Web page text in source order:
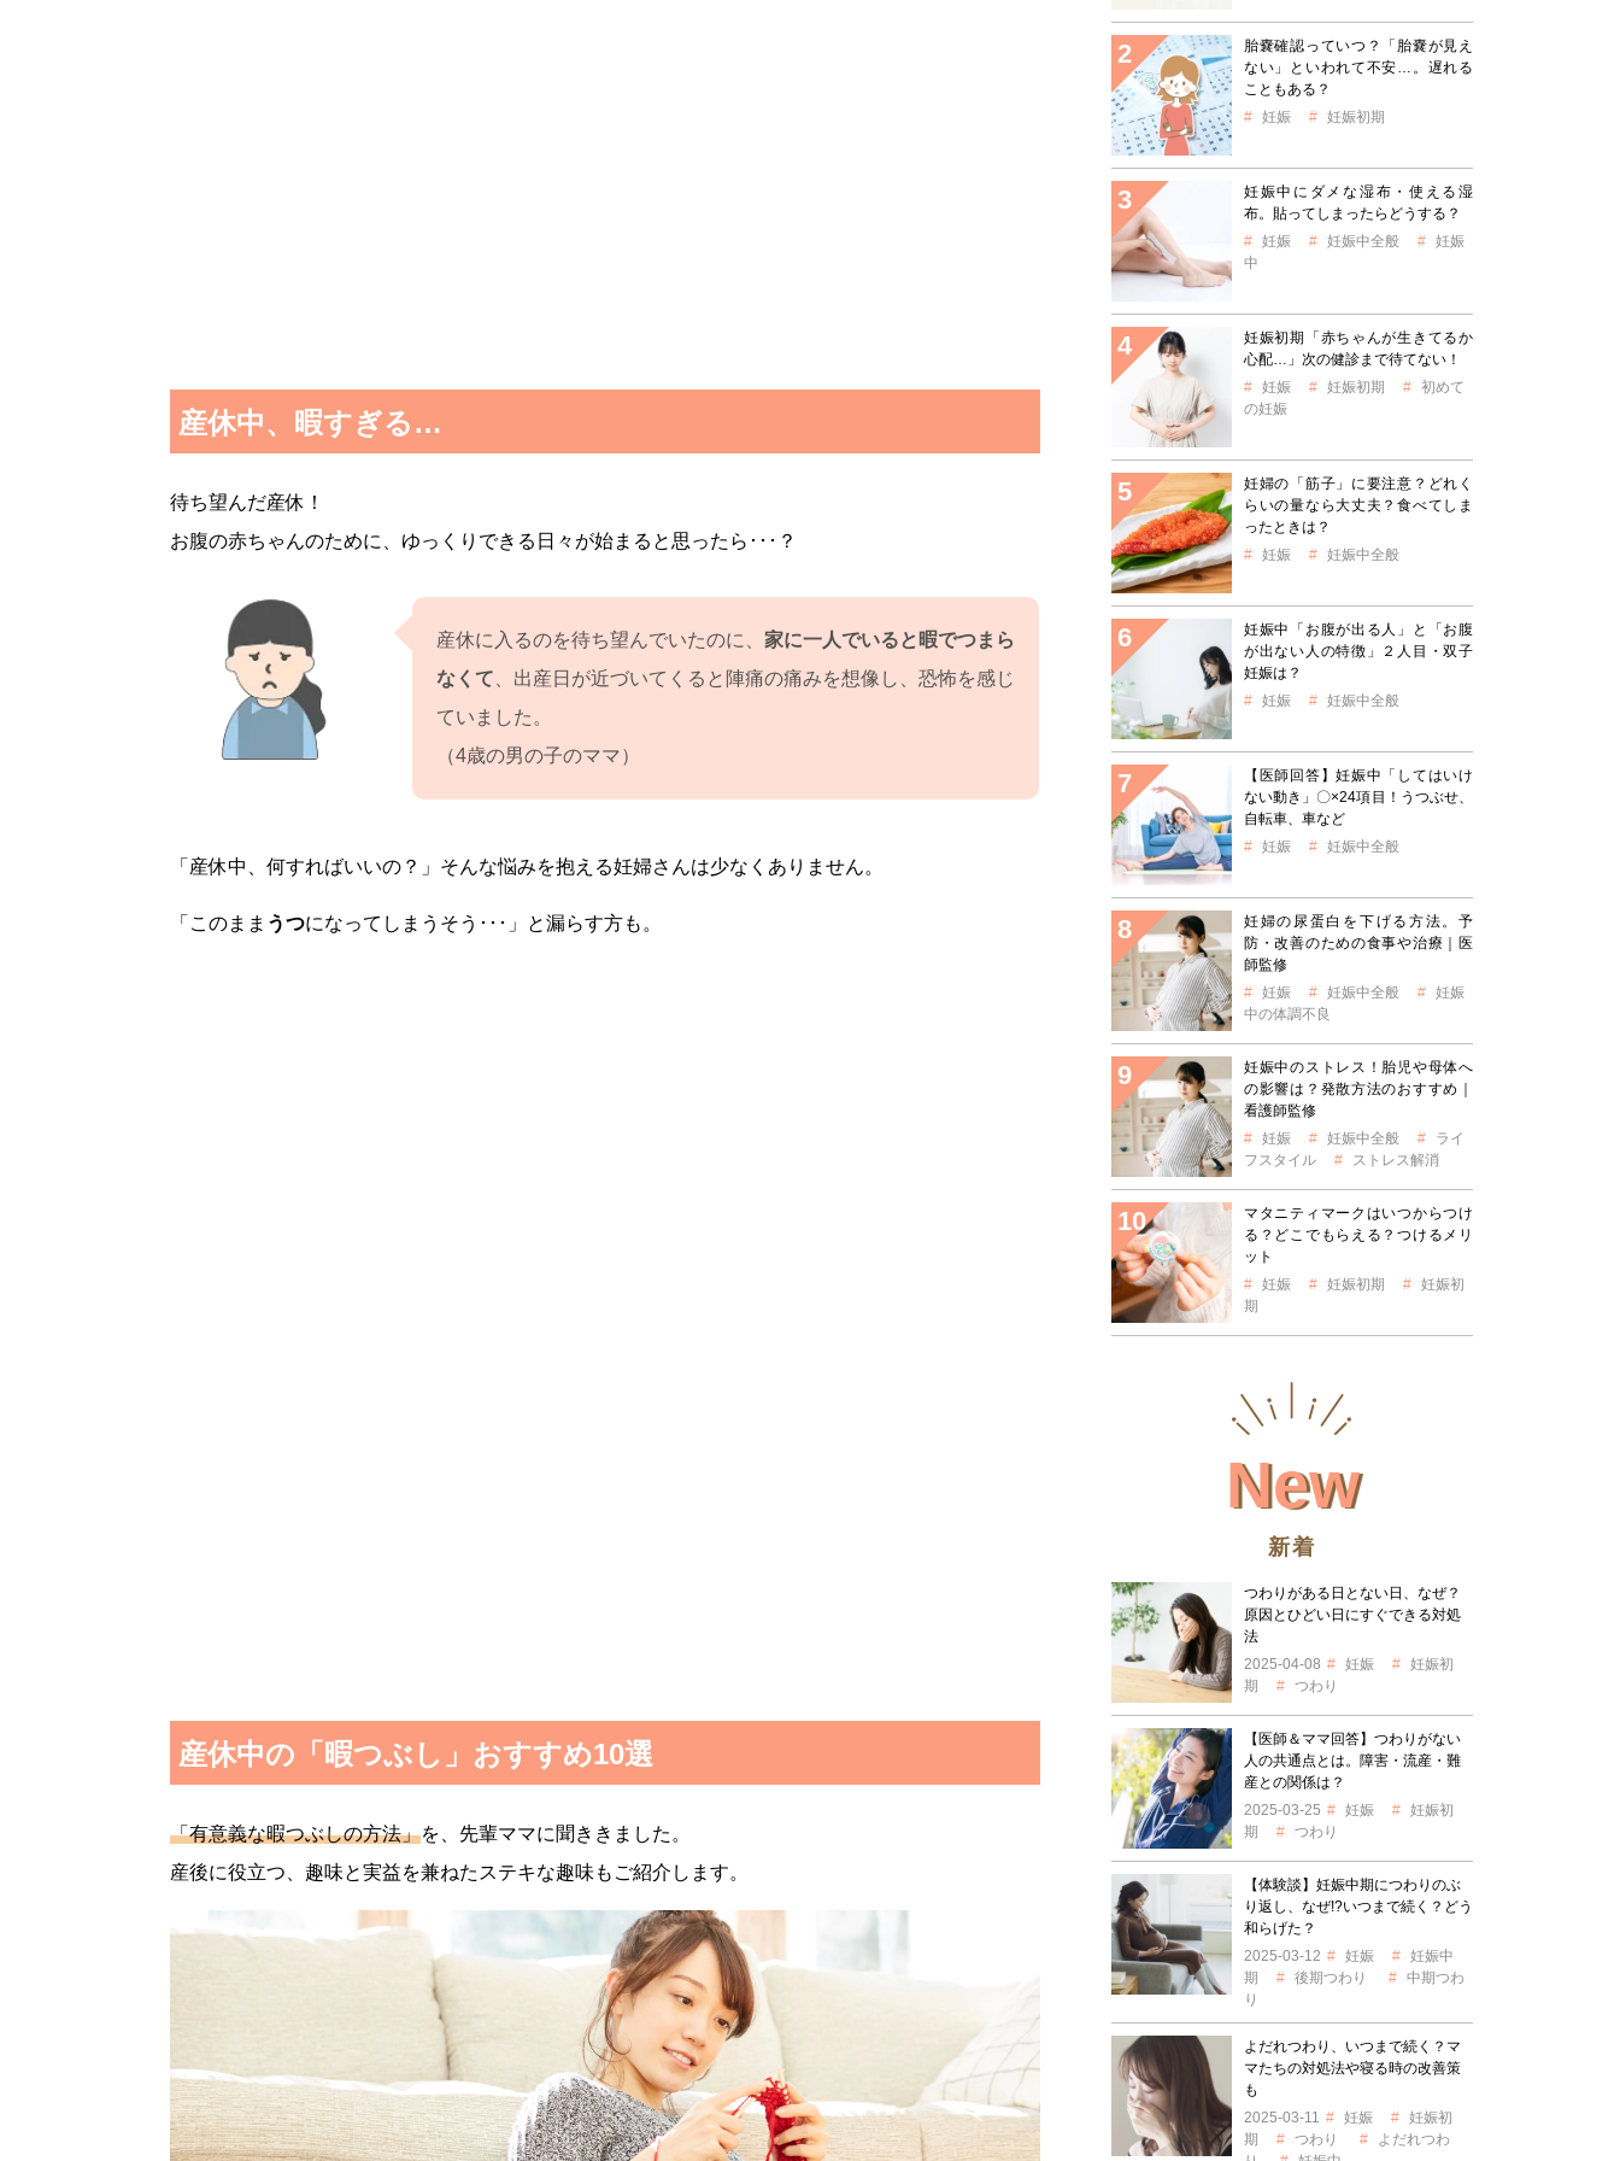
産休中、暇すぎる…
待ち望んだ産休！
お腹の赤ちゃんのために、ゆっくりできる日々が始まると思ったら･･･？
産休に入るのを待ち望んでいたのに、 家に一人でいると暇でつまら
なくて 、出産日が近づいてくると陣痛の痛みを想像し、恐怖を感じ
ていました。
（4歳の男の子のママ）
「産休中、何すればいいの？」そんな悩みを抱える妊婦さんは少なくありません。
「このまま うつになってしまうそう･･･」と漏らす方も。
産休中の「暇つぶし」おすすめ10選
「有意義な暇つぶしの方法」を、先輩ママに聞ききました。
産後に役立つ、趣味と実益を兼ねたステキな趣味もご紹介します。
胎嚢確認っていつ？「胎嚢が見え
ない」といわれて不安…。遅れる
こともある？
妊娠
妊娠初期
妊娠中にダメな湿布・使える湿
布。貼ってしまったらどうする？
妊娠
妊娠中全般
妊娠
中
妊娠初期「赤ちゃんが生きてるか
心配…」次の健診まで待てない！
妊娠
妊娠初期
初めて
の妊娠
妊婦の「筋子」に要注意？どれく
らいの量なら大丈夫？食べてしま
ったときは？
妊娠
妊娠中全般
妊娠中「お腹が出る人」と「お腹
が出ない人の特徴」２人目・双子
妊娠は？
妊娠
妊娠中全般
【医師回答】妊娠中「してはいけ
ない動き」〇×24項目！うつぶせ、
自転車、車など
妊娠
妊娠中全般
妊婦の尿蛋白を下げる方法。予
防・改善のための食事や治療｜医
師監修
妊娠
妊娠中全般
妊娠
中の体調不良
妊娠中のストレス！胎児や母体へ
の影響は？発散方法のおすすめ｜
看護師監修
妊娠
妊娠中全般
ライ
フスタイル
ストレス解消
マタニティマークはいつからつけ
る？どこでもらえる？つけるメリ
ット
妊娠
妊娠初期
妊娠初
期
New
新着
つわりがある日とない日、なぜ？
原因とひどい日にすぐできる対処
法
2025-04-08
妊娠
妊娠初
期
つわり
【医師＆ママ回答】つわりがない
人の共通点とは。障害・流産・難
産との関係は？
2025-03-25
妊娠
妊娠初
期
つわり
【体験談】妊娠中期につわりのぶ
り返し、なぜ!?いつまで続く？どう
和らげた？
2025-03-12
妊娠
妊娠中
期
後期つわり
中期つわ
り
よだれつわり、いつまで続く？マ
マたちの対処法や寝る時の改善策
も
2025-03-11
妊娠
妊娠初
期
つわり
よだれつわ